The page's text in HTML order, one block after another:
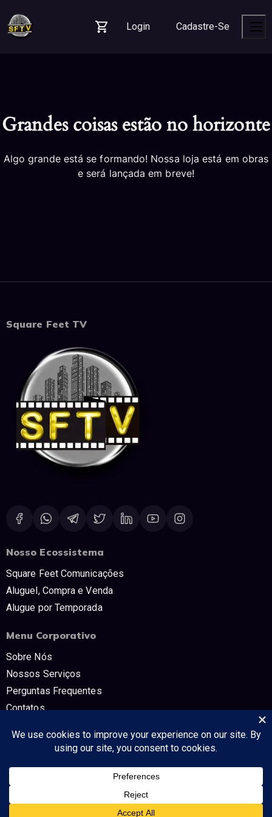
navigation
content
footer
Login
Cadastre-Se
Grandes coisas estão no horizonte
Algo grande está se formando! Nossa loja está em obras
e será lançada em breve!
Square Feet TV
Nosso Ecossistema
Square Feet Comunicações
Aluguel, Compra e Venda
Alugue por Temporada
Menu Corporativo
Sobre Nós
Nossos Serviços
Perguntas Frequentes
Contatos
Políticas e Termos
CNPJ: 54.298.853/0001-80 SQUARE FEET COMUNICAÇÔES E TV -
Tudo no mercado imobiliário!